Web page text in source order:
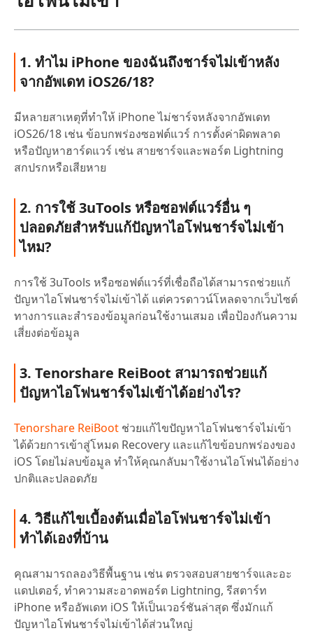
1. ทำไม iPhone ของฉันถึงชาร์จไม่เข้าหลัง
จากอัพเดท iOS26/18?
มีหลายสาเหตุที่ทำให้ iPhone ไม่ชาร์จหลังจากอัพเดท
iOS26/18 เช่น ข้อบกพร่องซอฟต์แวร์ การตั้งค่าผิดพลาด
หรือปัญหาฮาร์ดแวร์ เช่น สายชาร์จและพอร์ต Lightning
สกปรกหรือเสียหาย
2. การใช้ 3uTools หรือซอฟต์แวร์อื่น ๆ
ปลอดภัยสำหรับแก้ปัญหาไอโฟนชาร์จไม่เข้า
ไหม?
การใช้ 3uTools หรือซอฟต์แวร์ที่เชื่อถือได้สามารถช่วยแก้
ปัญหาไอโฟนชาร์จไม่เข้าได้ แต่ควรดาวน์โหลดจากเว็บไซต์
ทางการและสำรองข้อมูลก่อนใช้งานเสมอ เพื่อป้องกันความ
เสี่ยงต่อข้อมูล
3. Tenorshare ReiBoot สามารถช่วยแก้
ปัญหาไอโฟนชาร์จไม่เข้าได้อย่างไร?
Tenorshare ReiBoot ช่วยแก้ไขปัญหาไอโฟนชาร์จไม่เข้า
ได้ด้วยการเข้าสู่โหมด Recovery และแก้ไขข้อบกพร่องของ
iOS โดยไม่ลบข้อมูล ทำให้คุณกลับมาใช้งานไอโฟนได้อย่าง
ปกติและปลอดภัย
4. วิธีแก้ไขเบื้องต้นเมื่อไอโฟนชาร์จไม่เข้า
ทำได้เองที่บ้าน
คุณสามารถลองวิธีพื้นฐาน เช่น ตรวจสอบสายชาร์จและอะ
แดปเตอร์, ทำความสะอาดพอร์ต Lightning, รีสตาร์ท
iPhone หรืออัพเดท iOS ให้เป็นเวอร์ชันล่าสุด ซึ่งมักแก้
ปัญหาไอโฟนชาร์จไม่เข้าได้ส่วนใหญ่